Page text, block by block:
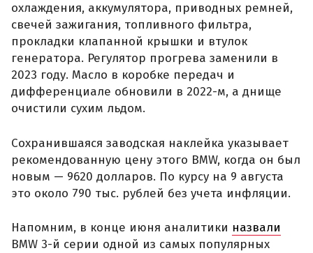
охлаждения, аккумулятора, приводных ремней,
свечей зажигания, топливного фильтра,
прокладки клапанной крышки и втулок
генератора. Регулятор прогрева заменили в
2023 году. Масло в коробке передач и
дифференциале обновили в 2022-м, а днище
очистили сухим льдом.
Сохранившаяся заводская наклейка указывает
рекомендованную цену этого BMW, когда он был
новым — 9620 долларов. По курсу на 9 августа
это около 790 тыс. рублей без учета инфляции.
Напомним, в конце июня аналитики назвали
BMW 3-й серии одной из самых популярных